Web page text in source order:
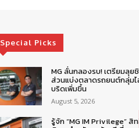
Special Picks
MG ลั่นกลองรบ! เตรียมลุย
ส่วนแบ่งตลาดรถยนต์กลุ่มไ
บริดเพิ่มขึ้น
August 5, 2026
รู้จัก “MG IM Privilege” สิทธิ